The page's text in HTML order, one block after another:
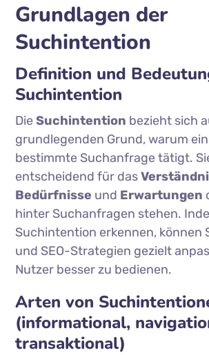
Grundlagen der
Suchintention
Definition und
Suchintention
DieSuchintention bezieht sich
grundlegenden Grund, warum
bestimmte Suchanfrage tätigt.
entscheidend für das
Bedürfnisse und Erwartungen
hinter Suchanfragen stehen.
Suchintention erkennen, können
und SEO-Strategien gezielt
Nutzer besser zu bedienen.
Arten von
(informational,
transaktional)